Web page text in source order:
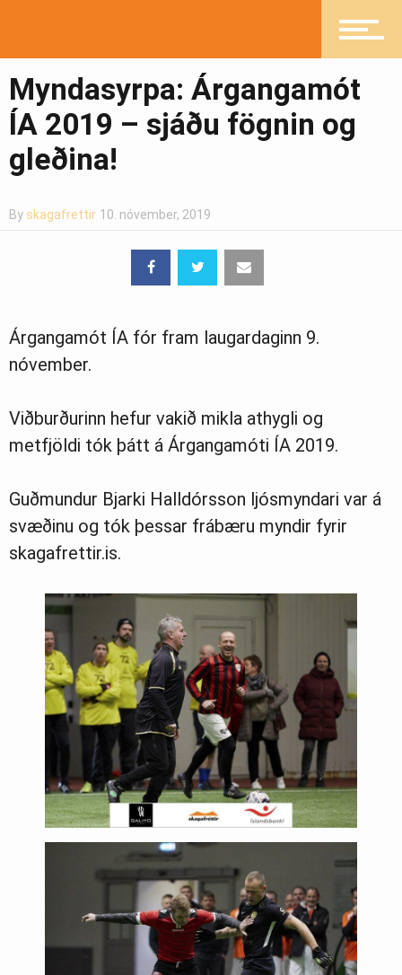
Myndasyrpa: Árgangamót
ÍA 2019 – sjáðu fögnin og
gleðina!
By skagafrettir 10. nóvember, 2019
Árgangamót ÍA fór fram laugardaginn 9.
nóvember.
Viðburðurinn hefur vakið mikla athygli og
metfjöldi tók þátt á Árgangamóti ÍA 2019.
Guðmundur Bjarki Halldórsson ljósmyndari var á
svæðinu og tók þessar frábæru myndir fyrir
skagafrettir.is.